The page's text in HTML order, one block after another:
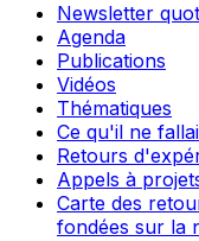
Newsletter
Agenda
Publications
Vidéos
Thématiques
Ce qu'il ne
Retours
Appels à
Carte des
fondées sur la